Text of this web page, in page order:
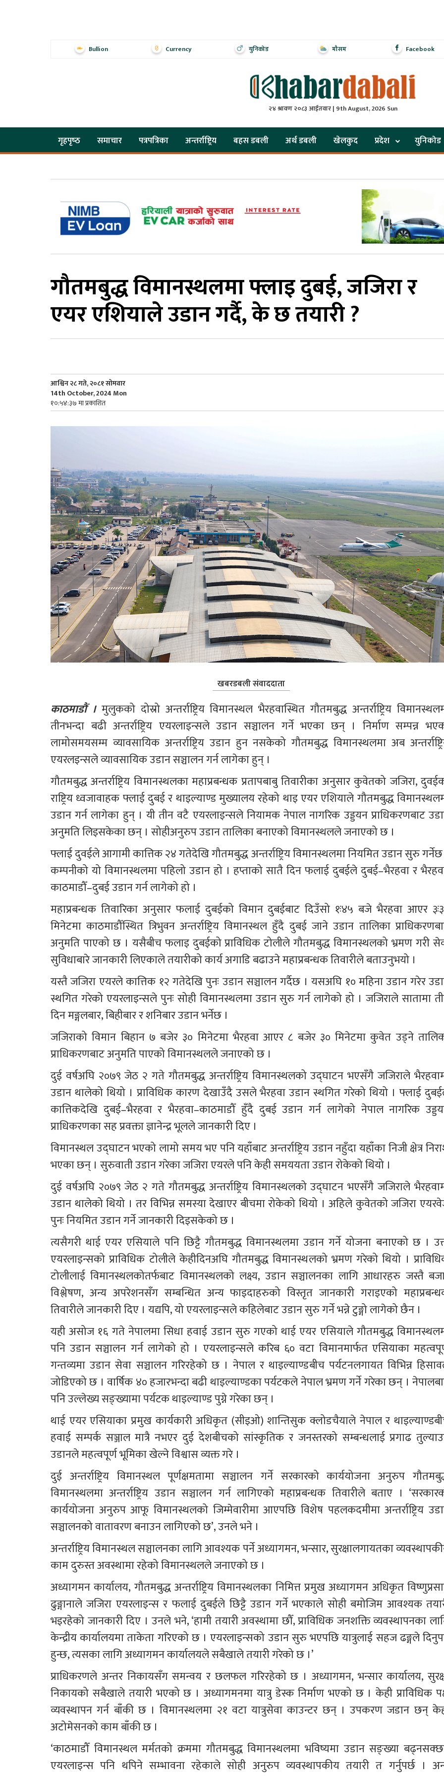
Bullion Currency युनिकोड मौसम Facebook
२४ श्रावण २०८३ आईतवार | 9th August, 2026 Sun
गृहपृष्‍ठ समाचार पत्रपत्रिका अन्तर्राष्ट्रिय बहस डबली अर्थ डबली खेलकुद प्रदेश युनिकोड
गौतमबुद्ध विमानस्थलमा फ्लाइ दुबई, जजिरा र
एयर एशियाले उडान गर्दै, के छ तयारी ?
आश्विन २८ गते, २०८१ सोमवार
14th October, 2024 Mon
१०:५४:३७ मा प्रकाशित
खबरडबली संवाददाता
काठमाडाैं । मुलुकको दोस्रो अन्तर्राष्ट्रिय विमानस्थल भैरहवास्थित गौतमबुद्ध अन्तर्राष्ट्रिय
तीनभन्दा बढी अन्तर्राष्ट्रिय एयरलाइन्सले उडान सञ्चालन गर्ने भएका छन् । निर्माण सम्पन्न
लामोसमयसम्म व्यावसायिक अन्तर्राष्ट्रिय उडान हुन नसकेको गौतमबुद्ध विमानस्थलमा अब
एयरलइन्सले व्यावसायिक उडान सञ्चालन गर्न लागेका हुन् ।
गौतमबुद्ध अन्तर्राष्ट्रिय विमानस्थलका महाप्रबन्धक प्रतापबाबु तिवारीका अनुसार कुवेतको जजिरा,
राष्ट्रिय ध्वजावाहक फ्लाई दुबई र थाइल्याण्ड मुख्यालय रहेको थाइ एयर एशियाले गौतमबुद्ध
उडान गर्न लागेका हुन् । यी तीन वटै एयरलाइन्सले नियामक नेपाल नागरिक उड्डयन प्राधिकरणबाट
अनुमति लिइसकेका छन् । सोहीअनुरुप उडान तालिका बनाएको विमानस्थलले जनाएको छ ।
फ्लाई दुवईले आगामी कात्तिक २४ गतेदेखि गौतमबुद्ध अन्तर्राष्ट्रिय विमानस्थलमा नियमित उडान सुरु गर्नेछ
कम्पनीको यो विमानस्थलमा पहिलो उडान हो । हप्ताको सातै दिन फलाई दुबईले दुबई–भैरहवा र
काठमाडौँ–दुबई उडान गर्न लागेको हो ।
महाप्रबन्धक तिवारिका अनुसार फलाई दुबईको विमान दुबईबाट दिउँसो १ः४५ बजे भैरहवा आएर
मिनेटमा काठमाडौँस्थित त्रिभुवन अन्तर्राष्ट्रिय विमानस्थल हुँदै दुबई जाने उडान तालिका
अनुमति पाएको छ । यसैबीच फलाइ दुबईको प्राविधिक टोलीले गौतमबुद्ध विमानस्थलको भ्रमण गरी
सुविधाबारे जानकारी लिएकाले तयारीको कार्य अगाडि बढाउने महाप्रबन्धक तिवारीले बताउनुभयो ।
यस्तै जजिरा एयरले कात्तिक १२ गतेदेखि पुनः उडान सञ्चालन गर्दैछ । यसअघि १० महिना उडान गरेर
स्थगित गरेको एयरलाइन्सले पुनः सोही विमानस्थलमा उडान सुरु गर्न लागेको हो । जजिराले सातामा
दिन मङ्गलबार, बिहीबार र शनिबार उडान भर्नेछ ।
जजिराको विमान बिहान ७ बजेर ३० मिनेटमा भैरहवा आएर ८ बजेर ३० मिनेटमा कुवेत उड्ने
प्राधिकरणबाट अनुमति पाएको विमानस्थलले जनाएको छ ।
दुई वर्षअघि २०७९ जेठ २ गते गौतमबुद्ध अन्तर्राष्ट्रिय विमानस्थलको उद्घाटन भएसँगै जजिराले
उडान थालेको थियो । प्राविधिक कारण देखाउँदै उसले भैरहवा उडान स्थगित गरेको थियो । फ्लाई
कात्तिकदेखि दुबई–भैरहवा र भैरहवा–काठमाडौँ हुँदै दुबई उडान गर्न लागेको नेपाल नागरिक
प्राधिकरणका सह प्रवक्ता ज्ञानेन्द्र भूलले जानकारी दिए ।
विमानस्थल उद्घाटन भएको लामो समय भए पनि यहाँबाट अन्तर्राष्ट्रिय उडान नहुँदा यहाँका निजी क्षेत्र
भएका छन् । सुरुवाती उडान गरेका जजिरा एयरले पनि केही समययता उडान रोकेको थियो ।
दुई वर्षअघि २०७९ जेठ २ गते गौतमबुद्ध अन्तर्राष्ट्रिय विमानस्थलको उद्घाटन भएसँगै जजिराले
उडान थालेको थियो । तर विभिन्न समस्या देखाएर बीचमा रोकेको थियो । अहिले कुवेतको जजिरा
पुनः नियमित उडान गर्ने जानकारी दिइसकेको छ ।
त्यसैगरी थाई एयर एसियाले पनि छिट्टै गौतमबुद्ध विमानस्थलमा उडान गर्ने योजना बनाएको छ ।
एयरलाइन्सको प्राविधिक टोलीले केहीदिनअघि गौतमबुद्ध विमानस्थलको भ्रमण गरेको थियो ।
टोलीलाई विमानस्थलकोतर्फबाट विमानस्थलको लक्ष्य, उडान सञ्चालनका लागि आधारहरु जस्तै
विश्लेषण, अन्य अपरेशनसँग सम्बन्धित अन्य फाइदाहरुको विस्तृत जानकारी गराइएको
तिवारीले जानकारी दिए । यद्यपि, यो एयरलाइन्सले कहिलेबाट उडान सुरु गर्ने भन्ने टुङ्गो लागेको छैन ।
यही असोज १६ गते नेपालमा सिधा हवाई उडान सुरु गएको थाई एयर एसियाले गौतमबुद्ध
पनि उडान सञ्चालन गर्न लागेको हो । एयरलाइन्सले करिब ६० वटा विमानमार्फत एसियाका
गन्तव्यमा उडान सेवा सञ्चालन गरिरहेको छ । नेपाल र थाइल्याण्डबीच पर्यटनलगायत विभिन्न
जोडिएको छ । वार्षिक ४० हजारभन्दा बढी थाइल्याण्डका पर्यटकले नेपाल भ्रमण गर्ने गरेका छन् ।
पनि उल्लेख्य सङ्ख्यामा पर्यटक थाइल्याण्ड पुग्ने गरेका छन् ।
थाई एयर एसियाका प्रमुख कार्यकारी अधिकृत (सीइओ) शान्तिसुक क्लोडचैयाले नेपाल र
हवाई सम्पर्क सञ्जाल मात्रै नभएर दुई देशबीचको सांस्कृतिक र जनस्तरको सम्बन्धलाई प्रगाढ
उडानले महत्वपूर्ण भूमिका खेल्ने विश्वास व्यक्त गरे ।
दुई अन्तर्राष्ट्रिय विमानस्थल पूर्णक्षमतामा सञ्चालन गर्ने सरकारको कार्ययोजना अनुरुप
विमानस्थलमा अन्तर्राष्ट्रिय उडान सञ्चालन गर्न लागिएको महाप्रबन्धक तिवारीले बताए ।
कार्ययोजना अनुरुप आफू विमानस्थलको जिम्मेवारीमा आएपछि विशेष पहलकदमीमा अन्तर्राष्ट्रिय
सञ्चालनको वातावरण बनाउन लागिएको छ’, उनले भने ।
अन्तर्राष्ट्रिय विमानस्थल सञ्चालनका लागि आवश्यक पर्ने अध्यागमन, भन्सार, सुरक्षालगायतका
काम दुरुस्त अवस्थामा रहेको विमानस्थलले जनाएको छ ।
अध्यागमन कार्यालय, गौतमबुद्ध अन्तर्राष्ट्रिय विमानस्थलका निमित्त प्रमुख अध्यागमन अधिकृत
ढुङ्गानाले जजिरा एयरलाइन्स र फलाई दुबईले छिट्टै उडान गर्ने भएकाले सोही बमोजिम आवश्यक
भइरहेको जानकारी दिए । उनले भने, ‘हामी तयारी अवस्थामा छौँ, प्राविधिक जनशक्ति व्यवस्थापनका
केन्द्रीय कार्यालयमा ताकेता गरिएको छ । एयरलाइन्सको उडान सुरु भएपछि यात्रुलाई सहज ढङ्गले
हुन्छ, त्यसका लागि अध्यागमन कार्यालयले सबैखाले तयारी गरेको छ ।’
प्राधिकरणले अन्तर निकायसँग समन्वय र छलफल गरिरहेको छ । अध्यागमन, भन्सार कार्यालय,
निकायको सबैखाले तयारी भएको छ । अध्यागमनमा यात्रु डेस्क निर्माण भएको छ । केही प्राविधिक
व्यवस्थापन गर्न बाँकी छ । विमानस्थलमा २१ वटा यात्रुसेवा काउन्टर छन् । उपकरण जडान छन्
अटोमेसनको काम बाँकी छ ।
‘काठमाडौँ विमानस्थल मर्मतको क्रममा गौतमबुद्ध विमानस्थलमा भविष्यमा उडान सङ्ख्या
एयरलाइन्स पनि थपिने सम्भावना रहेकाले सोही अनुरुप व्यवस्थापकीय तयारी त गर्नुपर्छ ।